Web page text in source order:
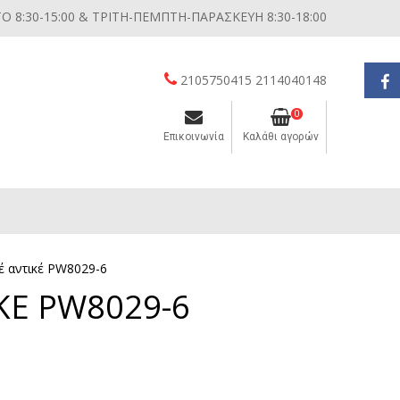
8:30-15:00 & ΤΡΙΤΗ-ΠΕΜΠΤΗ-ΠΑΡΑΣΚΕΥΗ 8:30-18:00
2105750415 2114040148
Επικοινωνία
0
Καλάθι αγορών
αντικέ PW8029-6
PW8029-6